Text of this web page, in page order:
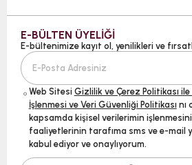
E-BÜLTEN ÜYELİĞİ
E-bültenimize kayıt ol, yenilikleri ve
Web Sitesi Gizlilik ve Çerez Politikası
İşlenmesi ve Veri Güvenliği Politikası nı
kapsamda kişisel verilerimin
faaliyetlerinin tarafıma sms ve e-mail
kabul ediyor ve onaylıyorum.